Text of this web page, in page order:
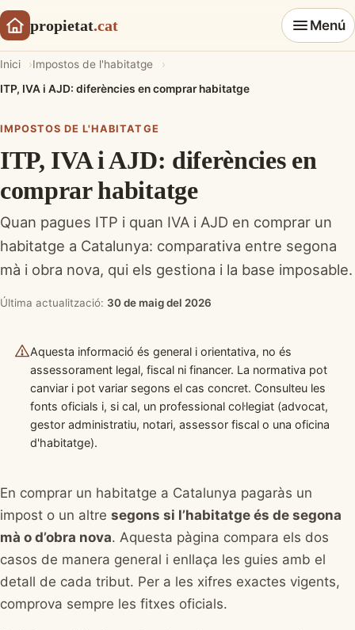
propietat.cat Menú
Inici
Impostos de l'habitatge
ITP, IVA i AJD: diferències en comprar habitatge
IMPOSTOS DE L'HABITATGE
ITP, IVA i AJD: diferències en
comprar habitatge
Quan pagues ITP i quan IVA i AJD en comprar un
habitatge a Catalunya: comparativa entre segona
mà i obra nova, qui els gestiona i la base imposable.
Última actualització: 30 de maig del 2026
Aquesta informació és general i orientativa, no és
assessorament legal, fiscal ni financer. La normativa pot
canviar i pot variar segons el cas concret. Consulteu les
fonts oficials i, si cal, un professional col·legiat (advocat,
gestor administratiu, notari, assessor fiscal o una oficina
d'habitatge).
En comprar un habitatge a Catalunya pagaràs un
impost o un altre segons si l’habitatge és de segona
mà o d’obra nova. Aquesta pàgina compara els dos
casos de manera general i enllaça les guies amb el
detall de cada tribut. Per a les xifres exactes vigents,
comprova sempre les fitxes oficials.